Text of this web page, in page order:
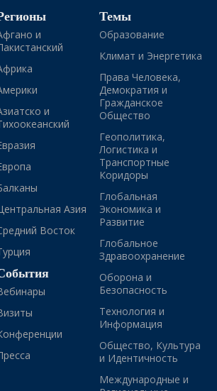
и
и
Азия
Восток
Темы
Образование
Климат и Энергетика
Права Человека,
Демократия и
Гражданское
Общество
Геополитика,
Логистика и
Транспортные
Коридоры
Глобальная
Экономика и
Развитие
Глобальное
Здравоохранение
Оборона и
Безопасность
Технология и
Информация
Общество, Культура
и Идентичность
Международные и